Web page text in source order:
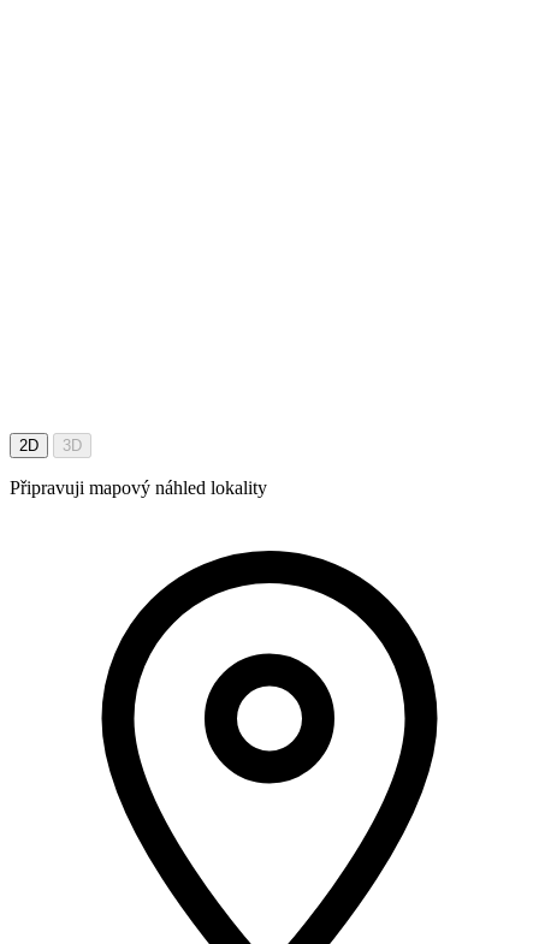
2D 3D
Připravuji mapový náhled lokality